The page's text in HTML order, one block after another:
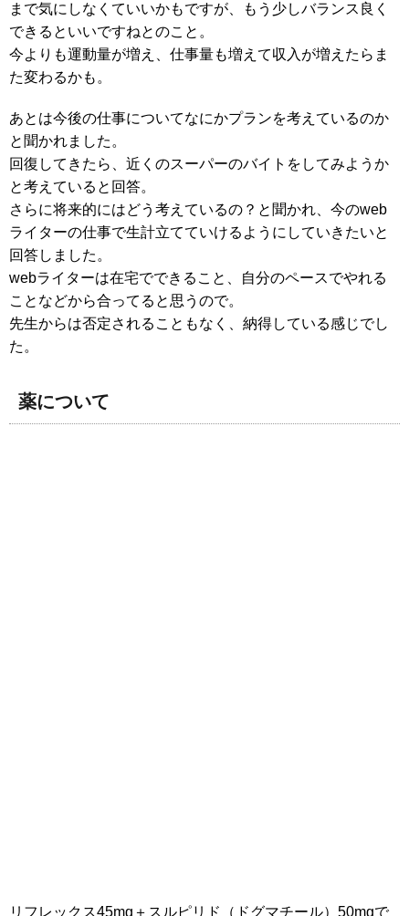
まで気にしなくていいかもですが、もう少しバランス良く
できるといいですねとのこと。
今よりも運動量が増え、仕事量も増えて収入が増えたらま
た変わるかも。
あとは今後の仕事についてなにかプランを考えているのか
と聞かれました。
回復してきたら、近くのスーパーのバイトをしてみようか
と考えていると回答。
さらに将来的にはどう考えているの？と聞かれ、今のweb
ライターの仕事で生計立てていけるようにしていきたいと
回答しました。
webライターは在宅でできること、自分のペースでやれる
ことなどから合ってると思うので。
先生からは否定されることもなく、納得している感じでし
た。
薬について
リフレックス45mg＋スルピリド（ドグマチール）50mgで